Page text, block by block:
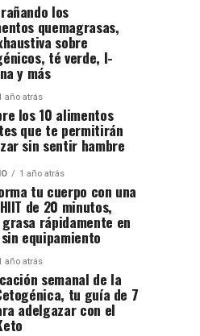
los
quemagrasas,
sobre
té verde, l-
y más
año atrás
los 10 alimentos
que te permitirán
sin sentir hambre
1 año atrás
tu cuerpo con una
de 20 minutos,
rápidamente en
equipamiento
año atrás
semanal de la
tu guía de 7
adelgazar con el